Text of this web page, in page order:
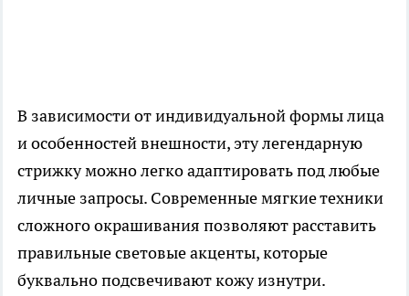
В зависимости от индивидуальной формы лица
и особенностей внешности, эту легендарную
стрижку можно легко адаптировать под любые
личные запросы. Современные мягкие техники
сложного окрашивания позволяют расставить
правильные световые акценты, которые
буквально подсвечивают кожу изнутри.